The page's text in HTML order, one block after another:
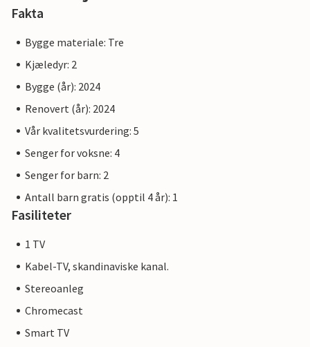
Resepsjonsbygningen fungerer som et sentralt møtepunkt
for alle gjester. Her finner du ikke bare hjelp og
informasjon, men også inspirasjon til aktiviteter og
pris på 195 DKK per person.
Merk: Sengetøy, 1 håndkle og 1 kjøkkenhåndkle er inkludert
Fakta
Bygge materiale: Tre
Kjæledyr: 2
Bygge (år): 2024
Renovert (år): 2024
Vår kvalitetsvurdering: 5
Senger for voksne: 4
Senger for barn: 2
Antall barn gratis (opptil 4 år): 1
Fasiliteter
1 TV
Kabel-TV, skandinaviske kanal.
Stereoanleg
Chromecast
Smart TV